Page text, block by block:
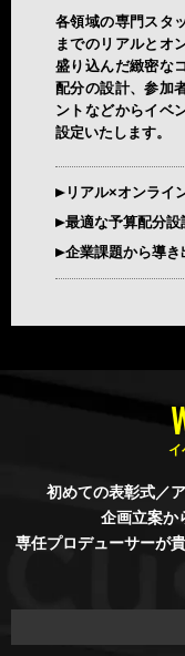
各領域の専門スタ
までのリアルとオ
盛り込んだ緻密な
配分の設計、参加
ントなどからイベ
設定いたします。
リアル×オンライ
最適な予算配分設
企業課題から導
初めての表彰式／
企画立案か
専任プロデューサーが